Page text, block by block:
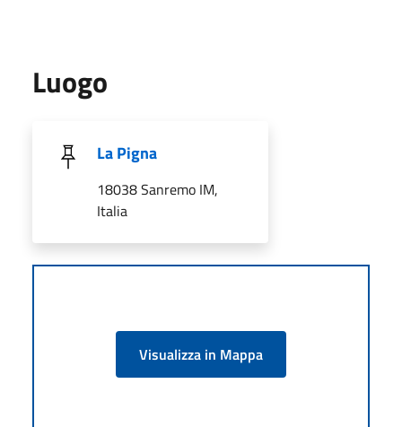
Luogo
La Pigna
18038 Sanremo IM,
Italia
Visualizza in Mappa